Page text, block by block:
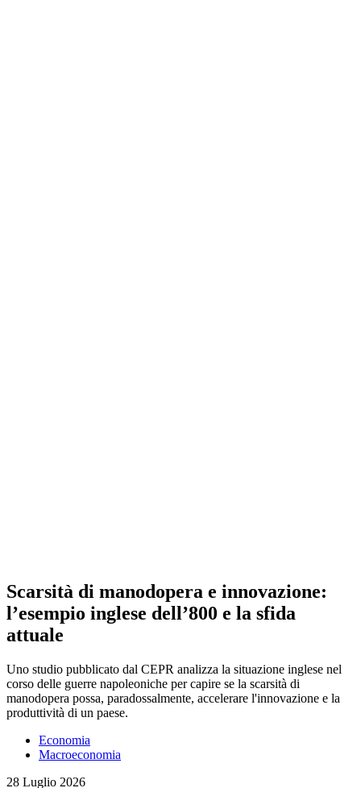
Scarsità di manodopera e innovazione:
l’esempio inglese dell’800 e la sfida
attuale
Uno studio pubblicato dal CEPR analizza la situazione inglese nel
corso delle guerre napoleoniche per capire se la scarsità di
manodopera possa, paradossalmente, accelerare l'innovazione e la
produttività di un paese.
Economia
Macroeconomia
28 Luglio 2026